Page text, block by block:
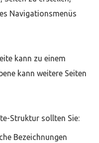
Navigationsmenüs
kann zu einem
kann weitere Seiten
Struktur sollten Sie:
Bezeichnungen